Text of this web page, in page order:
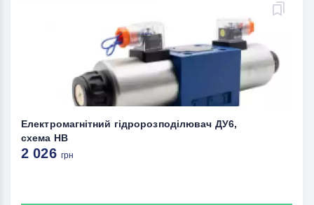
Електромагнітний гідророзподілювач ДУ6,
схема НВ
2 026 грн